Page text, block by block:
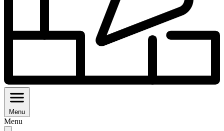
Menu
Menu